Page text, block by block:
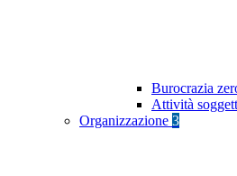
Burocrazia
Attività
Organizzazione 3